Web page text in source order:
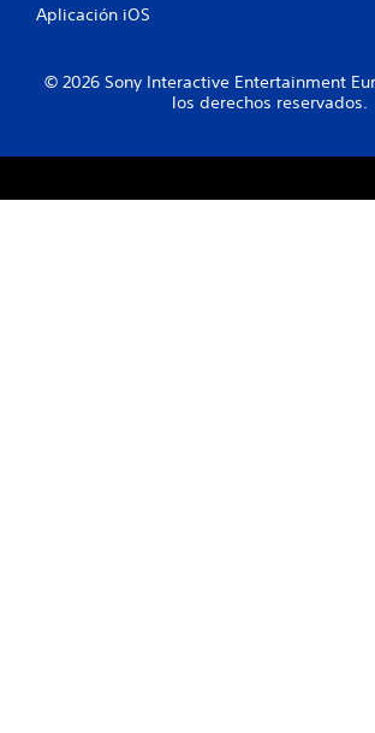
Aplicación iOS
© 2026 Sony Interactive Entertainment
los derechos reservados.